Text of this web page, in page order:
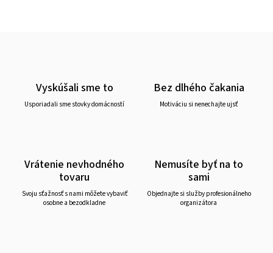
Vyskúšali sme to
Usporiadali sme stovky domácností
Bez dlhého čakania
Motiváciu si nenechajte ujsť
Vrátenie nevhodného
tovaru
Svoju sťažnosť s nami môžete vybaviť
osobne a bezodkladne
Nemusíte byť na to
sami
Objednajte si služby profesionálneho
organizátora